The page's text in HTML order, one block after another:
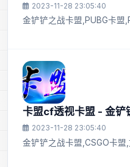
2023-11-28 23:05:40
金铲铲之战卡盟,PUBG卡盟
卡盟cf透视卡盟 - 金铲
2023-11-28 23:05:40
金铲铲之战卡盟,CSGO卡